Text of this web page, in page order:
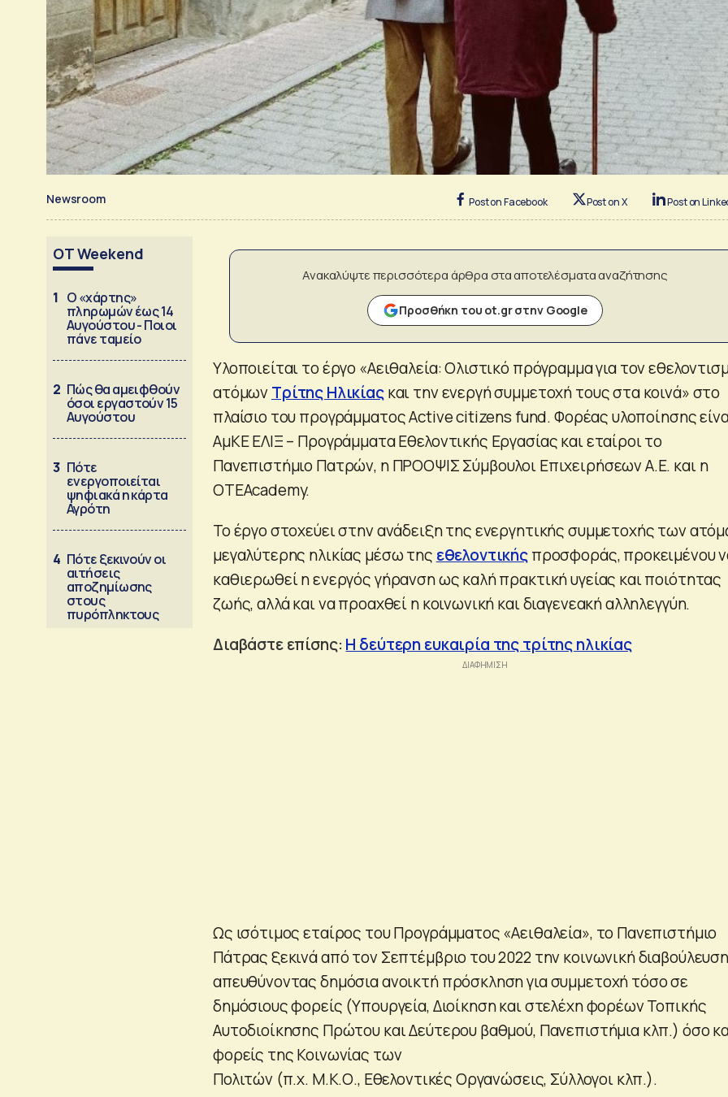
Newsroom Post on Facebook Post on X Post on
OT Weekend
1 Ο «χάρτης»
πληρωμών έως 14
Αυγούστου - Ποιοι
πάνε ταμείο
2 Πώς θα αμειφθούν
όσοι εργαστούν 15
Αυγούστου
3 Πότε
ενεργοποιείται
ψηφιακά η κάρτα
Αγρότη
4 Πότε ξεκινούν οι
αιτήσεις
αποζημίωσης
στους
πυρόπληκτους
Ανακαλύψτε περισσότερα άρθρα στα αποτελέσματα αναζήτησης
Προσθήκη του ot.gr στην Google
Υλοποιείται το έργο «Αειθαλεία: Ολιστικό πρόγραμμα για τον
ατόμων Τρίτης Hλικίαςκαι την ενεργή συμμετοχή τους στα κοινά» στο
πλαίσιο του προγράμματος Active citizens fund. Φορέας υλοποίησης
AμKE ΕΛΙΞ – Προγράμματα Εθελοντικής Εργασίας και εταίροι το
Πανεπιστήμιο Πατρών, η ΠΡΟΟΨΙΣ Σύμβουλοι Επιχειρήσεων Α.Ε. και η
OTEAcademy.
Το έργο στοχεύει στην ανάδειξη της ενεργητικής συμμετοχής των
μεγαλύτερης ηλικίας µέσω της εθελοντικήςπροσφοράς, προκειμένου
καθιερωθεί η ενεργός γήρανση ως καλή πρακτική υγείας και ποιότητας
ζωής, αλλά και να προαχθεί η κοινωνική και διαγενεακή αλληλεγγύη.
Διαβάστε επίσης: Η δεύτερη ευκαιρία της τρίτης ηλικίας
Ως ισότιμος εταίρος του Προγράμματος «Αειθαλεία», το Πανεπιστήμιο
Πάτρας ξεκινά από τον Σεπτέμβριο του 2022 την κοινωνική
απευθύνοντας δημόσια ανοικτή πρόσκληση για συμμετοχή τόσο σε
δημόσιους φορείς (Υπουργεία, Διοίκηση και στελέχη φορέων Τοπικής
Αυτοδιοίκησης Πρώτου και Δεύτερου βαθμού, Πανεπιστήμια κλπ.) όσο
φορείς της Κοινωνίας των
Πολιτών (π.χ. Μ.Κ.Ο., Εθελοντικές Οργανώσεις, Σύλλογοι κλπ.).